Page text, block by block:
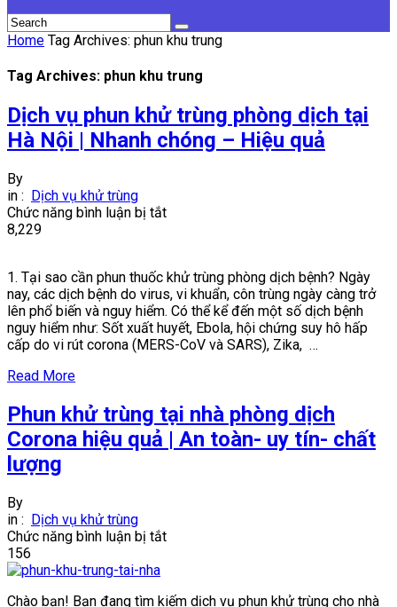
Home Tag Archives: phun khu trung
Tag Archives: phun khu trung
Dịch vụ phun khử trùng phòng dịch tại
Hà Nội | Nhanh chóng – Hiệu quả
By
in :
Dịch vụ khử trùng
Chức năng bình luận bị tắtở
khử
trùng
phòng
dịch
tại
Nhanh
chóng
–
8,229
1. Tại sao cần phun thuốc khử trùng phòng dịch bệnh? Ngày
nay, các dịch bệnh do virus, vi khuẩn, côn trùng ngày càng trở
lên phổ biến và nguy hiểm. Có thể kể đến một số dịch bệnh
nguy hiểm như: Sốt xuất huyết, Ebola, hội chứng suy hô hấp
cấp do vi rút corona (MERS-CoV và SARS), Zika, …
Read More
Phun khử trùng tại nhà phòng dịch
Corona hiệu quả | An toàn- uy tín- chất
lượng
By
in : Dịch vụ khử trùng
Chức năng bình luận bị tắtở
tại
156
Chào bạn! Bạn đang tìm kiếm dịch vụ phun khử trùng cho nhà